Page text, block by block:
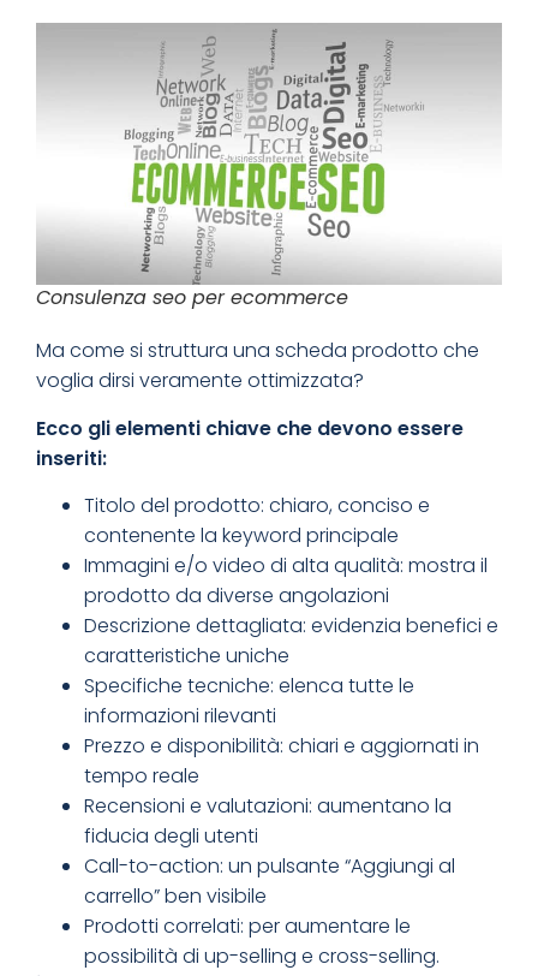
Consulenza seo per ecommerce
Ma come si struttura una scheda prodotto che
voglia dirsi veramente ottimizzata?
Ecco gli elementi chiave che devono essere
inseriti:
Titolo del prodotto: chiaro, conciso e
contenente la keyword principale
Immagini e/o video di alta qualità: mostra il
prodotto da diverse angolazioni
Descrizione dettagliata: evidenzia benefici e
caratteristiche uniche
Specifiche tecniche: elenca tutte le
informazioni rilevanti
Prezzo e disponibilità: chiari e aggiornati in
tempo reale
Recensioni e valutazioni: aumentano la
fiducia degli utenti
Call-to-action: un pulsante “Aggiungi al
carrello” ben visibile
Prodotti correlati: per aumentare le
possibilità di up-selling e cross-selling.